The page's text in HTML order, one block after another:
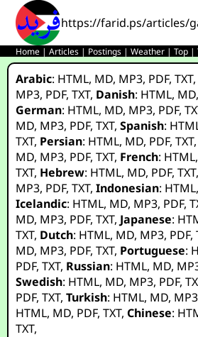
https://farid.ps/articles/
Home |Articles | Postings |Weather |Top |
Arabic: HTML, MD, MP3, PDF,TXT
MP3, PDF,TXT, Danish: HTML, MD,
German: HTML, MD, MP3, PDF,
MD, MP3, PDF,TXT,Spanish:
TXT, Persian: HTML, MD, PDF,TXT,
MD, MP3, PDF,TXT, French: HTML,
TXT, Hebrew: HTML, MD, PDF,TXT,
MP3, PDF,TXT,Indonesian: HTML,
Icelandic: HTML, MD, MP3, PDF,
MD, MP3, PDF,TXT, Japanese:
TXT, Dutch: HTML, MD, MP3, PDF,
MD, MP3, PDF,TXT, Portuguese:
PDF,TXT, Russian: HTML, MD,
Swedish: HTML, MD, MP3, PDF,
PDF,TXT,Turkish: HTML, MD, MP3
HTML, MD, PDF,TXT,Chinese:
TXT,